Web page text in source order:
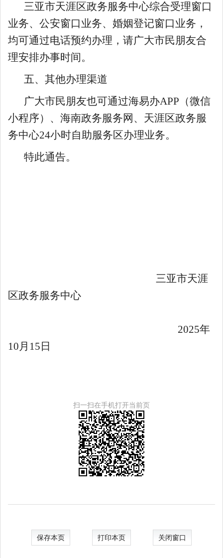
三亚市天涯区政务服务中心综合受理窗口
业务、公安窗口业务、婚姻登记窗口业务，
均可通过电话预约办理，请广大市民朋友合
理安排办事时间。
五、其他办理渠道
广大市民朋友也可通过海易办APP （微信
小程序）、海南政务服务网、天涯区政务服
务中心24小时自助服务区办理业务。
特此通告。
三亚市天涯
区政务服务中心
2025年
10月 15 日
扫一扫在手机打开当前页
保存本页 打印本页 关闭窗口